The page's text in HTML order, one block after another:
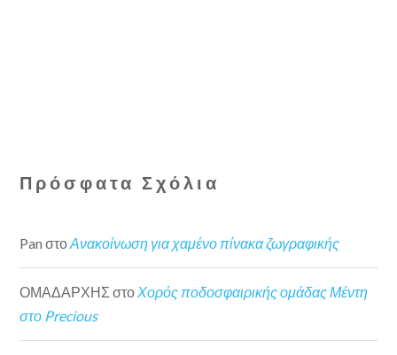
Πρόσφατα Σχόλια
Pan στοΑνακοίνωση για χαμένο πίνακα ζωγραφικής
ΟΜΑΔΑΡΧΗΣ στοΧορός ποδοσφαιρικής ομάδας Μέντη
στο Precious